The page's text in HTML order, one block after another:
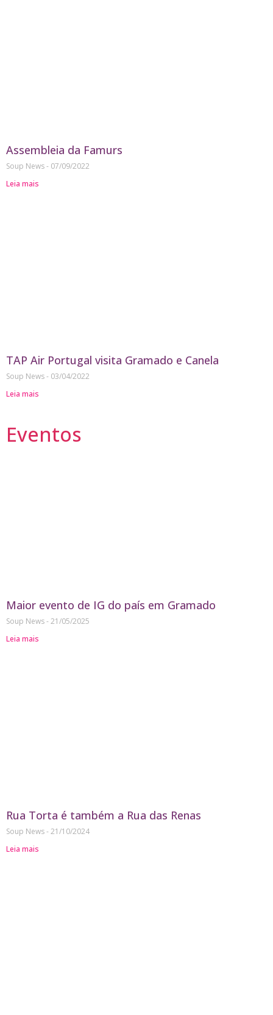
Assembleia da Famurs
Soup News
07/09/2022
Leia mais
TAP Air Portugal visita Gramado e Canela
Soup News
03/04/2022
Leia mais
Eventos
Maior evento de IG do país em Gramado
Soup News 21/05/2025
Leia mais
Rua Torta é também a Rua das Renas
Soup News 21/10/2024
Leia mais